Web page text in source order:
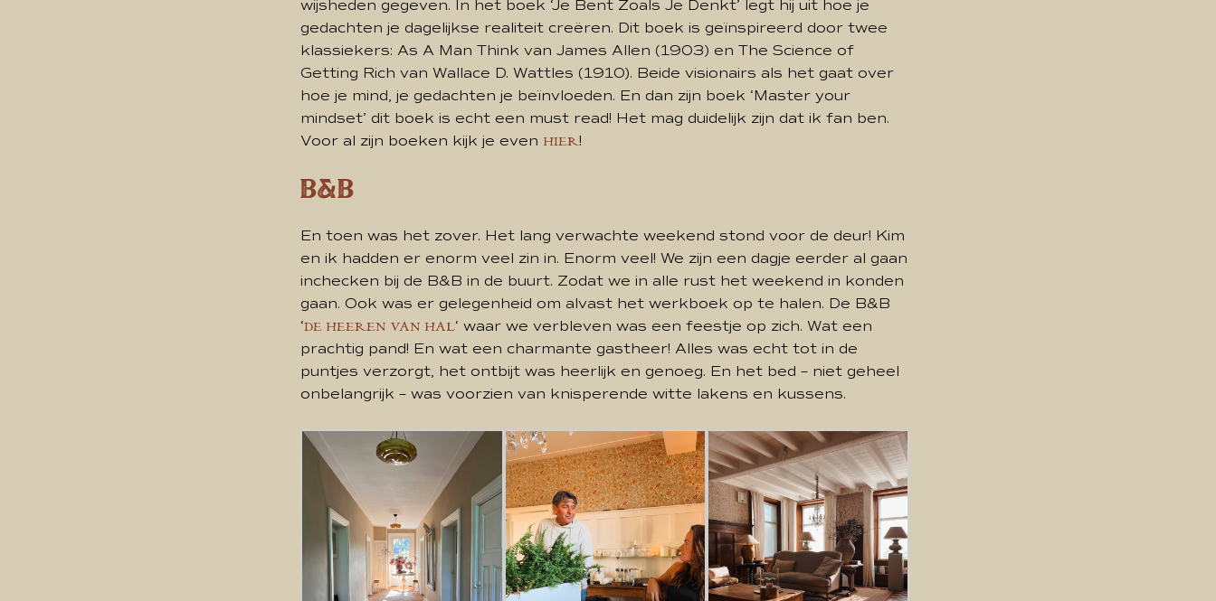
wijsheden gegeven. In het boek ‘Je Bent Zoals Je Denkt’ legt hij uit hoe je
gedachten je dagelijkse realiteit creëren. Dit boek is geïnspireerd door twee
klassiekers: As A Man Think van James Allen (1903) en The Science of
Getting Rich van Wallace D. Wattles (1910). Beide visionairs als het gaat over
hoe je mind, je gedachten je beïnvloeden. En dan zijn boek ‘Master your
mindset’ dit boek is echt een must read! Het mag duidelijk zijn dat ik fan ben.
Voor al zijn boeken kijk je even HIER!
B&B
En toen was het zover. Het lang verwachte weekend stond voor de deur! Kim
en ik hadden er enorm veel zin in. Enorm veel! We zijn een dagje eerder al gaan
inchecken bij de B&B in de buurt. Zodat we in alle rust het weekend in konden
gaan. Ook was er gelegenheid om alvast het werkboek op te halen. De B&B
‘DE HEEREN VAN HAL‘ waar we verbleven was een feestje op zich. Wat een
prachtig pand! En wat een charmante gastheer! Alles was echt tot in de
puntjes verzorgt, het ontbijt was heerlijk en genoeg. En het bed – niet geheel
onbelangrijk – was voorzien van knisperende witte lakens en kussens.